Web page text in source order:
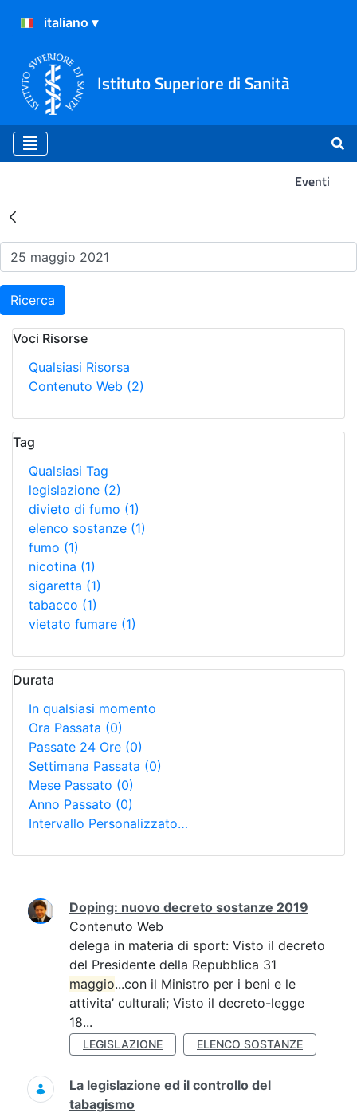
Istituto Superiore di Sanità
Eventi
Risultati della Ricerca -
Ricerca
Voci Risorse
Qualsiasi Risorsa
Contenuto Web (2)
Tag
Qualsiasi Tag
legislazione (2)
divieto di fumo (1)
elenco sostanze (1)
fumo (1)
nicotina (1)
sigaretta (1)
tabacco (1)
vietato fumare (1)
Durata
In qualsiasi momento
Ora Passata (0)
Passate 24 Ore (0)
Settimana Passata (0)
Mese Passato (0)
Anno Passato (0)
Intervallo Personalizzato…
Ricerca
Doping: nuovo decreto sostanze 2019
Contenuto Web
delega in materia di sport: Visto il decreto
del Presidente della Repubblica 31
maggio...con il Ministro per i beni e le
attivita’ culturali; Visto il decreto-legge
18...
LEGISLAZIONE ELENCO SOSTANZE
La legislazione ed il controllo del
tabagismo